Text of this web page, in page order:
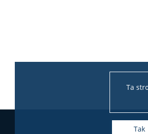
Ta
Tak